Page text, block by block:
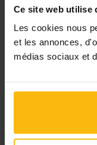
Ce site web utilise
Les cookies nous
et les annonces,
médias sociaux et